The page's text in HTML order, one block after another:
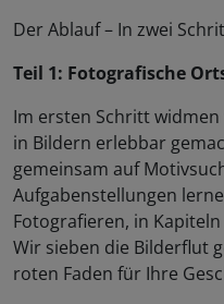
Der Ablauf – In zwei
Teil 1: Fotografische
Im ersten Schritt
in Bildern erlebbar
gemeinsam auf
Aufgabenstellungen
Fotografieren, in
Wir sieben die Bilderflut
roten Faden für Ihre